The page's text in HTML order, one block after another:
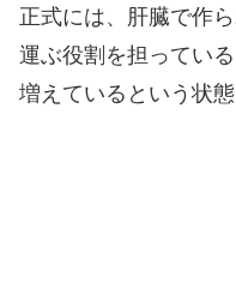
正式には、肝臓で作
運ぶ役割を担ってい
増えているという状態